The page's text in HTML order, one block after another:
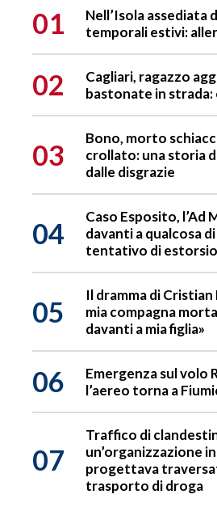
01
Nell’Isola assediata
temporali estivi:
02
Cagliari, ragazzo
bastonate in strada:
03
Bono, morto
crollato: una storia
dalle disgrazie
04
Caso Esposito, l’Ad
davanti a qualcosa di
tentativo di
05
Il dramma di Cristian
mia compagna
davanti a mia figlia»
06
Emergenza sul volo
l’aereo torna a
07
Traffico di
un’organizzazione
progettava
trasporto di droga